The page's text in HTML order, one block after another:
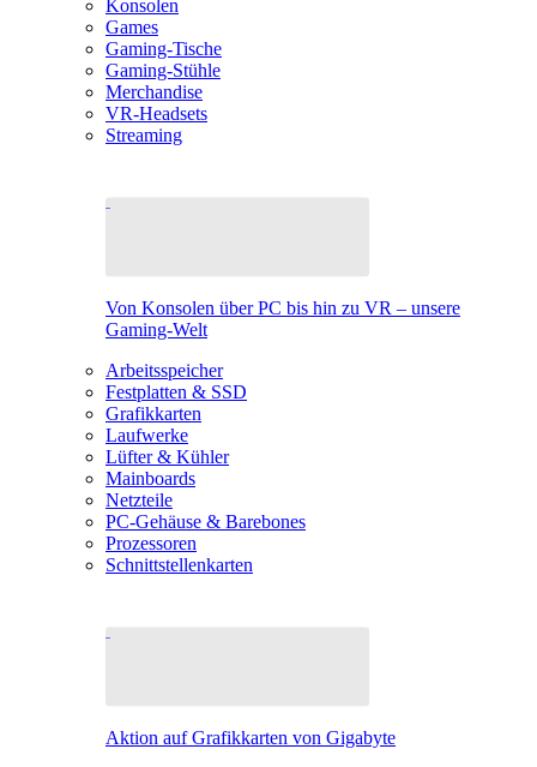
Konsolen
Games
Gaming-Tische
Gaming-Stühle
Merchandise
VR-Headsets
Streaming
Von Konsolen über PC bis hin zu VR – unsere
Gaming-Welt
Arbeitsspeicher
Festplatten & SSD
Grafikkarten
Laufwerke
Lüfter & Kühler
Mainboards
Netzteile
PC-Gehäuse & Barebones
Prozessoren
Schnittstellenkarten
Aktion auf Grafikkarten von Gigabyte